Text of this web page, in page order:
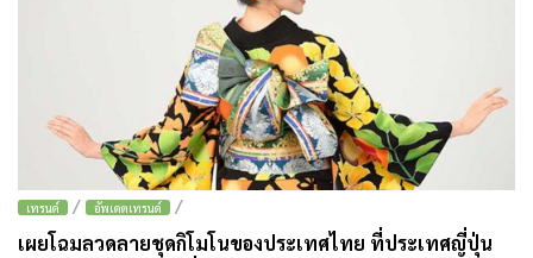
เทรนด์ / อัพเดตเทรนด์ /
เผยโฉมลวดลายชุดกิโมโนของประเทศไทย ที่ประเทศญี่ปุ่น